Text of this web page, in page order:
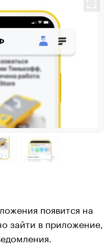
появится на
зайти в приложение,